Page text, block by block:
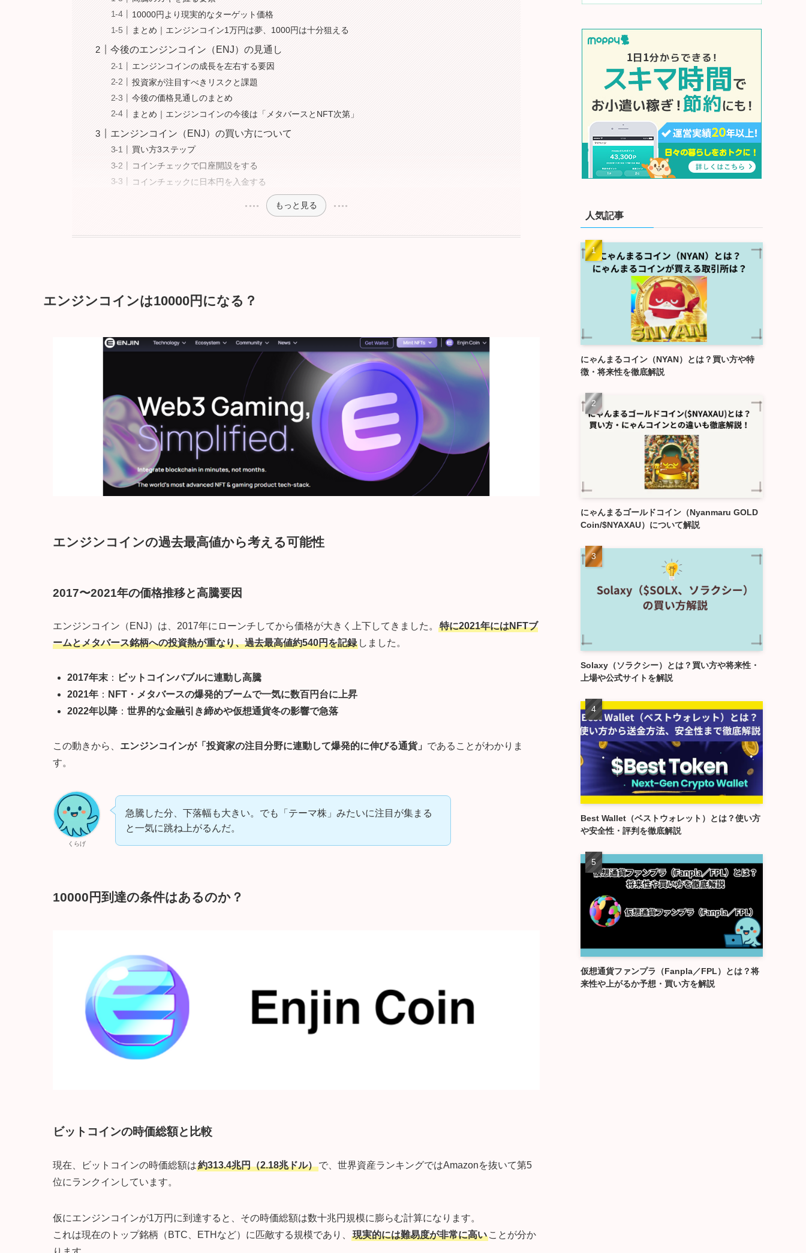
10000円より現実的なターゲット価格
まとめ｜エンジンコイン1万円は夢、1000円は十分狙える
今後のエンジンコイン（ENJ）の見通し
エンジンコインの成長を左右する要因
投資家が注目すべきリスクと課題
今後の価格見通しのまとめ
まとめ｜エンジンコインの今後は「メタバースとNFT次第」
エンジンコイン（ENJ）の買い方について
買い方3ステップ
コインチェックで口座開設をする
コインチェックに日本円を入金する
もっと見る
エンジンコインは10000円になる？
エンジンコインの過去最高値から考える可能性
2017〜2021年の価格推移と高騰要因
エンジンコイン（ENJ）は、2017年にローンチしてから価格が大きく上下してきました。
特に2021年にはNFTブ
ームとメタバース銘柄への投資熱が重なり、過去最高値約540円を記録 しました。
2017年末 ： ビットコインバブルに連動し高騰
2021年 ： NFT・メタバースの爆発的ブームで一気に数百円台に上昇
2022年以降 ： 世界的な金融引き締めや仮想通貨冬の影響で急落
この動きから、 エンジンコインが「投資家の注目分野に連動して爆発的に伸びる通貨」 であることがわかりま
す。
くらげ
急騰した分、下落幅も大きい。でも「テーマ株」みたいに注目が集まる
と一気に跳ね上がるんだ。
10000円到達の条件はあるのか？
ビットコインの時価総額と比較
現在、ビットコインの時価総額は約313.4兆円（2.18兆ドル）で、世界資産ランキングではAmazonを抜いて第5
位にランクインしています。
仮にエンジンコインが1万円に到達すると、その時価総額は数十兆円規模に膨らむ計算になります。
これは現在のトップ銘柄（BTC、ETHなど）に匹敵する規模であり、
現実的には難易度が非常に高い ことが分か
人気記事
にゃんまるコイン（NYAN）とは？買い方や特
徴・将来性を徹底解説
にゃんまるゴールドコイン（Nyanmaru GOLD
Coin/$NYAXAU）について解説
Solaxy（ソラクシー）とは？買い方や将来性・
上場や公式サイトを解説
Best Wallet（ベストウォレット）とは？使い方
や安全性・評判を徹底解説
仮想通貨ファンプラ（Fanpla／FPL）とは？将
来性や上がるか予想・買い方を解説